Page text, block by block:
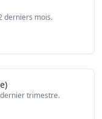
derniers mois.
trimestre.